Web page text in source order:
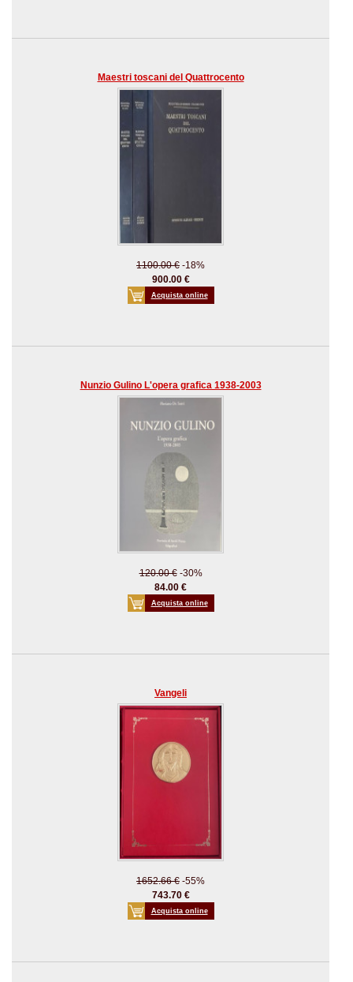
Maestri toscani del Quattrocento
1100.00 € -18%
900.00 €
Acquista online
Nunzio Gulino L'opera grafica 1938-2003
120.00 €-30%
84.00 €
Acquista online
Vangeli
1652.66 € -55%
743.70 €
Acquista online